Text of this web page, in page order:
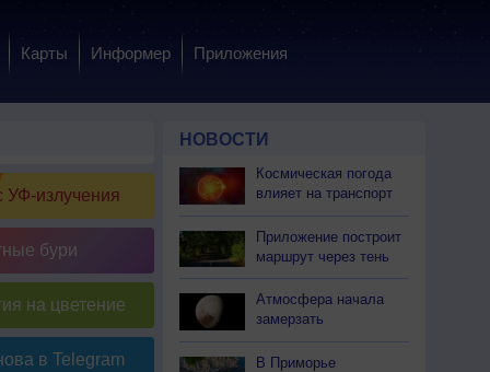
Карты Информер Приложения
УФ-излучения
бури
на цветение
в Telegram
НОВОСТИ
Космическая погода
влияет на транспорт
Приложение построит
маршрут через тень
Атмосфера начала
замерзать
В Приморье